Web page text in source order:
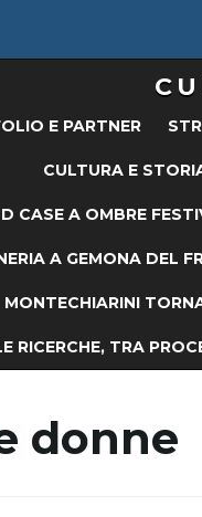
E PARTNER
CULTURA E
CASE A OMBRE
A GEMONA DEL
MONTECHIARINI
RICERCHE, TRA
donne